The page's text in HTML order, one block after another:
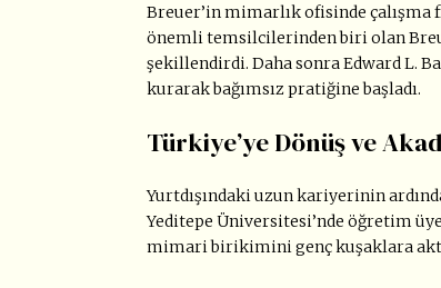
Breuer’in mimarlık ofisinde çalışma
önemli temsilcilerinden biri olan
şekillendirdi. Daha sonra Edward L.
kurarak bağımsız pratiğine başladı.
Türkiye’ye Dönüş ve
Yurtdışındaki uzun kariyerinin
Yeditepe Üniversitesi’nde öğretim
mimari birikimini genç kuşaklara